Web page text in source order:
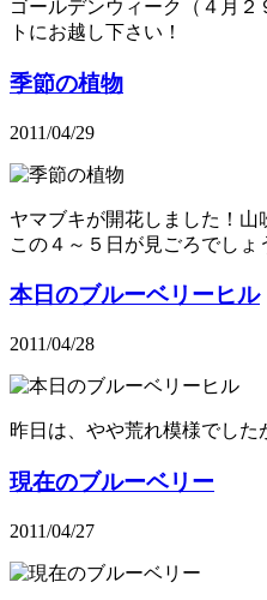
ゴールデンウィーク（４月
トにお越し下さい！
季節の植物
2011/04/29
ヤマブキが開花しました！山
この４～５日が見ごろでしょ
本日のブルーベリーヒル
2011/04/28
昨日は、やや荒れ模様でした
現在のブルーベリー
2011/04/27